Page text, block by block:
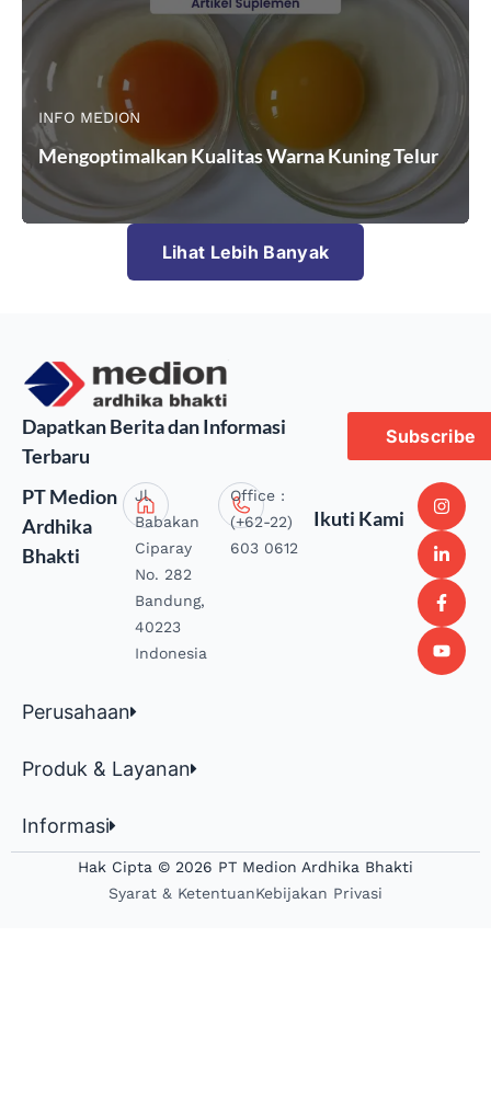
Lihat Lebih Banyak
INFO MEDION
Mengoptimalkan Kualitas Warna Kuning Telur
Dapatkan Berita dan Informasi
Terbaru
Subscribe
PT Medion
Ardhika
Bhakti
Jl.
Babakan
Ciparay
No. 282
Bandung,
40223
Indonesia
Office :
(+62-22)
603 0612
Ikuti Kami
Perusahaan
Produk & Layanan
Informasi
Hak Cipta © 2026 PT Medion Ardhika Bhakti
Syarat & KetentuanKebijakan Privasi